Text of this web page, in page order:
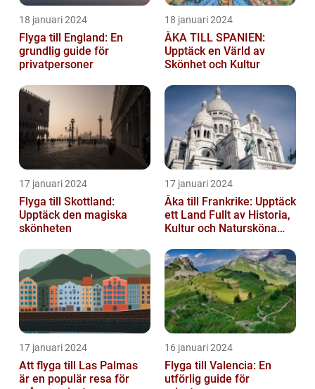
18 januari 2024
Flyga till England: En
grundlig guide för
privatpersoner
18 januari 2024
ÅKA TILL SPANIEN:
Upptäck en Värld av
Skönhet och Kultur
17 januari 2024
Flyga till Skottland:
Upptäck den magiska
skönheten
17 januari 2024
Åka till Frankrike: Upptäck
ett Land Fullt av Historia,
Kultur och Natursköna
17 januari 2024
Att flyga till Las Palmas
är en populär resa för
16 januari 2024
Flyga till Valencia: En
utförlig guide för